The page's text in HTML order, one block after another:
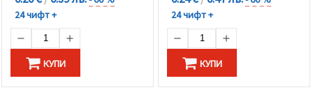
24 чифт +
КУПИ
24 чифт +
КУПИ